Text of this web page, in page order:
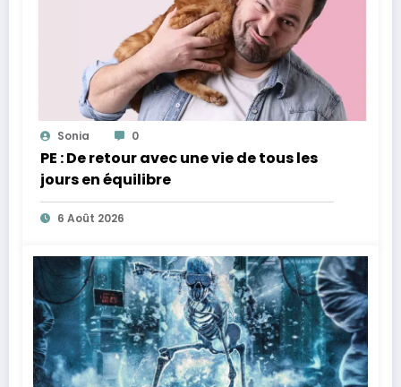
Sonia 0
PE : De retour avec une vie de tous les
jours en équilibre
6 Août 2026